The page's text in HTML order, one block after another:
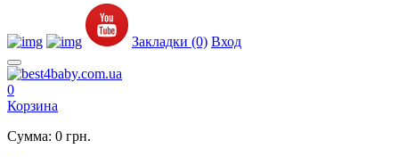
Закладки (0) Вход
0
Корзина
Сумма: 0 грн.